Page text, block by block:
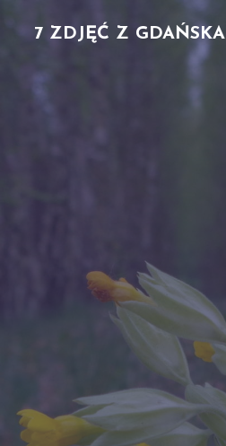
7 ZDJĘĆ Z GDAŃSKA